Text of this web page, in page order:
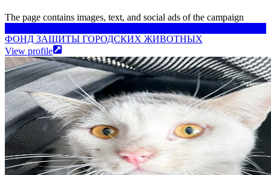
The page contains images, text, and social ads of the campaign
ФОНД ЗАЩИТЫ ГОРОДСКИХ ЖИВОТНЫХ
View profile